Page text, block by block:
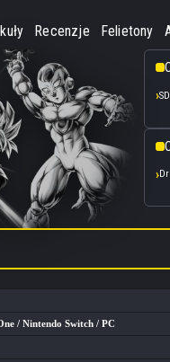
Recenzje Felietony
/ Nintendo Switch / PC